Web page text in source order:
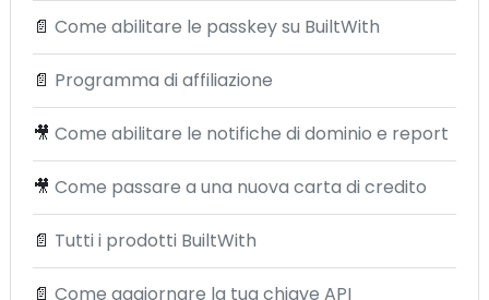
📄 Come abilitare le passkey su BuiltWith
📄 Programma di affiliazione
🎥 Come abilitare le notifiche di dominio e report
🎥 Come passare a una nuova carta di credito
📄 Tutti i prodotti BuiltWith
📄 Come aggiornare la tua chiave API